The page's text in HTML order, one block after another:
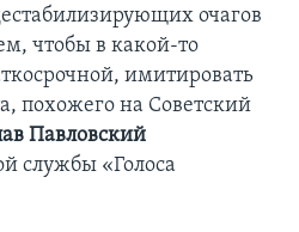
очагов
чтобы в какой-то
имитировать
похожего на Советский
Павловский
службы «Голоса